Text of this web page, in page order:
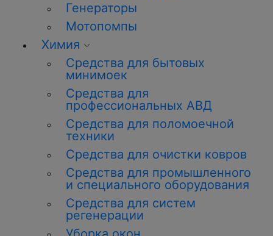
Генераторы
Мотопомпы
Химия
Средства для бытовых
минимоек
Средства для
профессиональных АВД
Средства для поломоечной
техники
Средства для очистки ковров
Средства для промышленного
и специального оборудования
Средства для систем
регенерации